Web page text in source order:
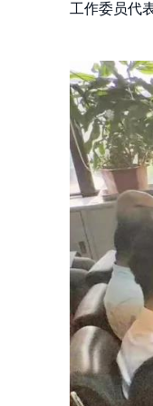
工作委员代